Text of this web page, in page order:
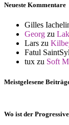
Neueste Kommentare
Gilles
Georg zu
Lars zu
Fatul
tux zu Soft
Meistgelesene
Wo ist der